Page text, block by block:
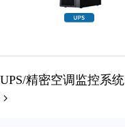
UPS/精密空调监控系统